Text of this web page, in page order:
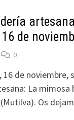
de
0
16 de noviembre,
La mimosa
Os